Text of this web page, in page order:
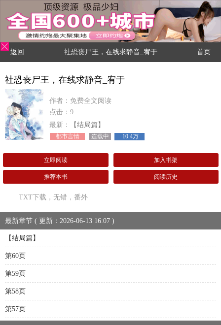
返回 社恐丧尸王，在线求静音_宥于 首页
社恐丧尸王，在线求静音_宥于
作者：免费全文阅读
点击：9
最新：
【结局篇】
都市言情 连载中 10.4万
立即阅读 加入书架
推荐本书 阅读历史
TXT下载，无错，番外
最新章节 ( 更新：2026-06-13 16:07 )
【结局篇】
第60页
第59页
第58页
第57页